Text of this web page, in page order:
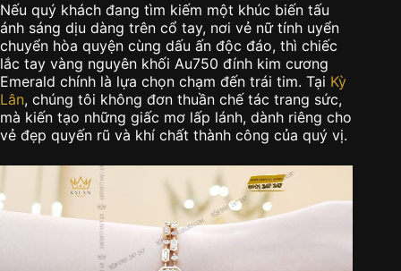
Nếu quý khách đang tìm kiếm một khúc biến tấu
ánh sáng dịu dàng trên cổ tay, nơi vẻ nữ tính uyển
chuyển hòa quyện cùng dấu ấn độc đáo, thì chiếc
lắc tay vàng nguyên khối Au750 đính kim cương
Emerald chính là lựa chọn chạm đến trái tim. Tại Kỳ
Lân, chúng tôi không đơn thuần chế tác trang sức,
mà kiến tạo những giấc mơ lấp lánh, dành riêng cho
vẻ đẹp quyến rũ và khí chất thành công của quý vị.